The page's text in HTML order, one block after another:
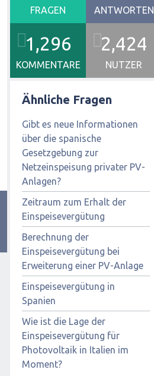
FRAGEN ANTWORTEN
1,296
KOMMENTARE
2,424
NUTZER
Ähnliche Fragen
Gibt es neue Informationen
über die spanische
Gesetzgebung zur
Netzeinspeisung privater PV-
Anlagen?
Zeitraum zum Erhalt der
Einspeisevergütung
Berechnung der
Einspeisevergütung bei
Erweiterung einer PV-Anlage
Einspeisevergütung in
Spanien
Wie ist die Lage der
Einspeisevergütung für
Photovoltaik in Italien im
Moment?